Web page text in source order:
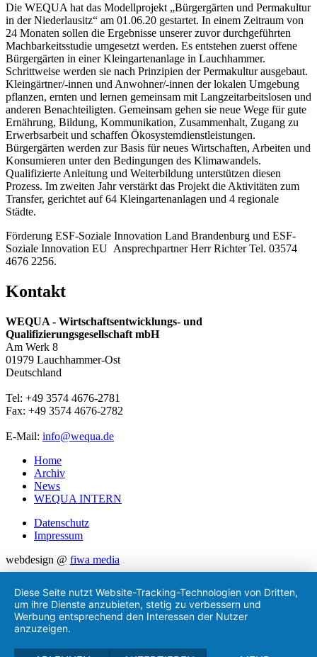
Die WEQUA hat das Modellprojekt „Bürgergärten und Permakultur
in der Niederlausitz“ am 01.06.20 gestartet. In einem Zeitraum von
24 Monaten sollen die Ergebnisse unserer zuvor durchgeführten
Machbarkeitsstudie umgesetzt werden. Es entstehen zuerst offene
Bürgergärten in einer Kleingartenanlage in Lauchhammer.
Schrittweise werden sie nach Prinzipien der Permakultur ausgebaut.
Kleingärtner/-innen und Anwohner/-innen der lokalen Umgebung
pflanzen, ernten und lernen gemeinsam mit Langzeitarbeitslosen und
anderen Benachteiligten. Gemeinsam gehen sie neue Wege für gute
Ernährung, Bildung, Kommunikation, Zusammenhalt, Zugang zu
Erwerbsarbeit und schaffen Ökosystemdienstleistungen.
Bürgergärten werden zur Basis für neues Wirtschaften, Arbeiten und
Konsumieren unter den Bedingungen des Klimawandels.
Qualifizierte Anleitung und Weiterbildung unterstützen diesen
Prozess. Im zweiten Jahr verstärkt das Projekt die Aktivitäten zum
Transfer, gerichtet auf 64 Kleingartenanlagen und 4 regionale
Städte.
Förderung ESF-Soziale Innovation Land Brandenburg und ESF-
Soziale Innovation EU Ansprechpartner Herr Richter Tel. 03574
4676 2256.
Kontakt
WEQUA - Wirtschaftsentwicklungs- und
Qualifizierungsgesellschaft mbH
Am Werk 8
01979 Lauchhammer-Ost
Deutschland
Tel: +49 3574 4676-2781
Fax: +49 3574 4676-2782
E-Mail: info@wequa.de
Home
Archiv
News
WEQUA INTERN
Datenschutz
Impressum
webdesign @ fiwa media
Diese Seite nutzt Website-Tracking-Technologien von Dritten,
um ihre Dienste anzubieten, stetig zu verbessern und
Werbung entsprechend den Interessen der Nutzer
anzuzeigen.